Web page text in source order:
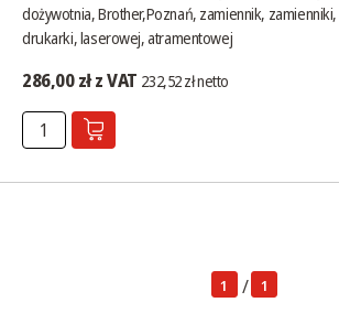
dożywotnia, Brother,Poznań, zamiennik,
drukarki, laserowej, atramentowej
286,00 zł z VAT 232,52 zł netto
1 / 1